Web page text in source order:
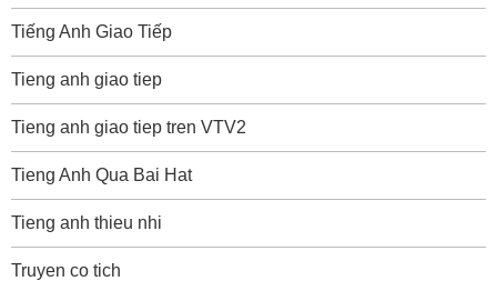
Tiếng Anh Giao Tiếp
Tieng anh giao tiep
Tieng anh giao tiep tren VTV2
Tieng Anh Qua Bai Hat
Tieng anh thieu nhi
Truyen co tich